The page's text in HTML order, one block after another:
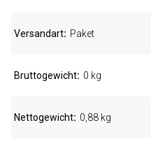
Versandart Paket
Bruttogewicht 0 kg
Nettogewicht 0,88 kg